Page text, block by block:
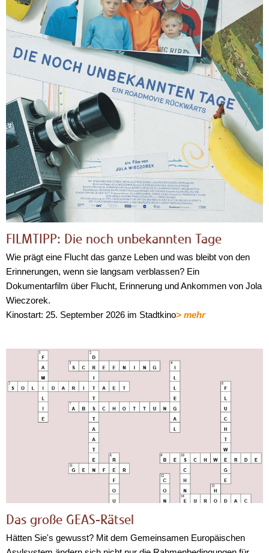
FILMTIPP: Die noch unbekannten Tage
Wie prägt eine Flucht das ganze Leben und was bleibt von den
Erinnerungen, wenn sie langsam verblassen? Ein
Dokumentarfilm über Flucht, Erinnerung und Ankommen von Jola
Wieczorek.
Kinostart: 25. September 2026 im Stadtkino> mehr
Das große GEAS-Rätsel
Hätten Sie's gewusst? Mit dem Gemeinsamen Europäischen